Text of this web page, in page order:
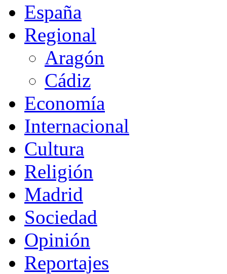
España
Regional
Aragón
Cádiz
Economía
Internacional
Cultura
Religión
Madrid
Sociedad
Opinión
Reportajes